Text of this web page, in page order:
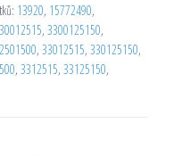
13920, 15772490,
, 3300125150,
, 33012515, 330125150,
, 3312515, 33125150,